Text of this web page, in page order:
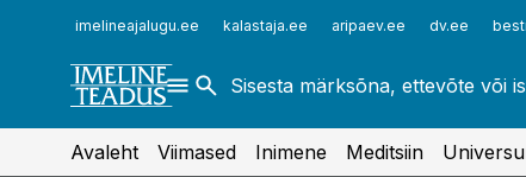
imelineajalugu.ee kalastaja.ee aripaev.ee dv.ee
finantsuudised.ee
aritehnoloogia.ee
toostusuudised.ee
Avaleht Viimased Inimene Meditsiin